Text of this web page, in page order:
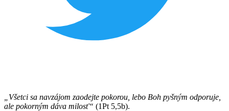
„Všetci sa navzájom zaodejte pokorou, lebo Boh pyšným odporuje,
ale pokorným dáva milosť“ (1Pt 5,5b).